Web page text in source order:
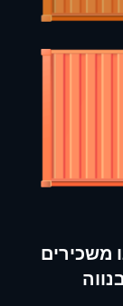
משכירים